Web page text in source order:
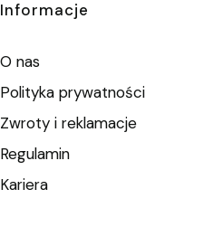
Informacje
O nas
Polityka prywatności
Zwroty i reklamacje
Regulamin
Kariera